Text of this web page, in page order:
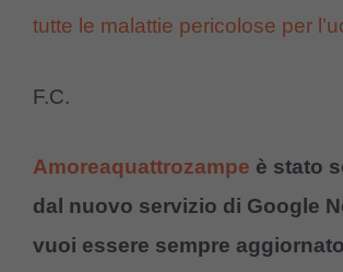
tutte le malattie pericolose per
F.C.
Amoreaquattrozampe è stato
dal nuovo servizio di Google
vuoi essere sempre